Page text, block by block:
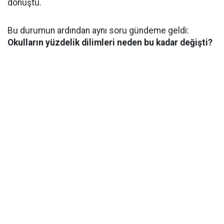
dönüştü.
Bu durumun ardından aynı soru gündeme geldi:
Okulların yüzdelik dilimleri neden bu kadar değişti?